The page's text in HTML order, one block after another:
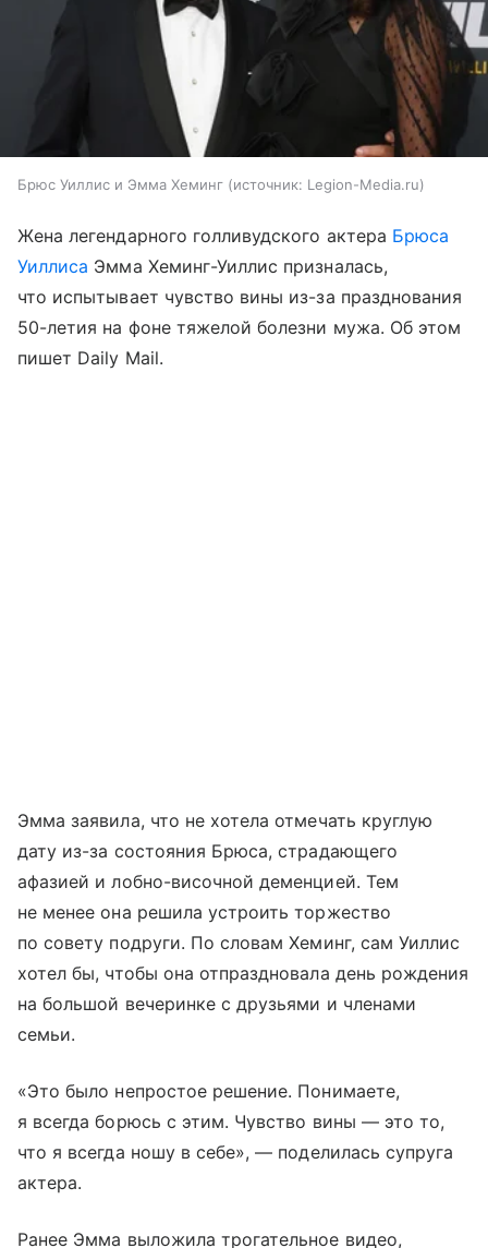
Брюс Уиллис и Эмма Хеминг источник: Legion-Media.ru
Жена легендарного голливудского актера Брюса
Уиллиса Эмма Хеминг-Уиллис призналась,
что испытывает чувство вины из-за празднования
50-летия на фоне тяжелой болезни мужа. Об этом
пишет Daily Mail.
Эмма заявила, что не хотела отмечать круглую
дату из-за состояния Брюса, страдающего
афазией и лобно-височной деменцией. Тем
не менее она решила устроить торжество
по совету подруги. По словам Хеминг, сам Уиллис
хотел бы, чтобы она отпраздновала день рождения
на большой вечеринке с друзьями и членами
семьи.
«Это было непростое решение. Понимаете,
я всегда борюсь с этим. Чувство вины — это то,
что я всегда ношу в себе», — поделилась супруга
актера.
Ранее Эмма выложила трогательное видео,